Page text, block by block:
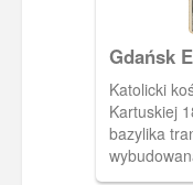
Gdańsk
Franciszka
Katolicki
Kartuskiej
bazylika
w latach